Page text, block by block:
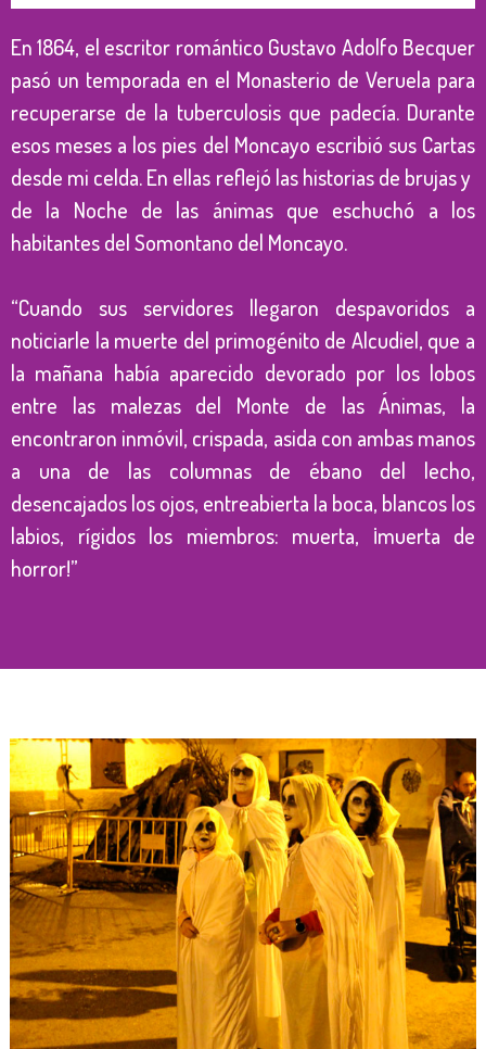
En 1864, el escritor romántico Gustavo Adolfo Becquer
pasó un temporada en el Monasterio de Veruela para
recuperarse de la tuberculosis que padecía. Durante
esos meses a los pies del Moncayo escribió sus Cartas
desde mi celda. En ellas reflejó las historias de brujas y
de la Noche de las ánimas que eschuchó a los
habitantes del Somontano del Moncayo.
“Cuando sus servidores llegaron despavoridos a
noticiarle la muerte del primogénito de Alcudiel, que a
la mañana había aparecido devorado por los lobos
entre las malezas del Monte de las Ánimas, la
encontraron inmóvil, crispada, asida con ambas manos
a una de las columnas de ébano del lecho,
desencajados los ojos, entreabierta la boca, blancos los
labios, rígidos los miembros: muerta, ¡muerta de
horror!”